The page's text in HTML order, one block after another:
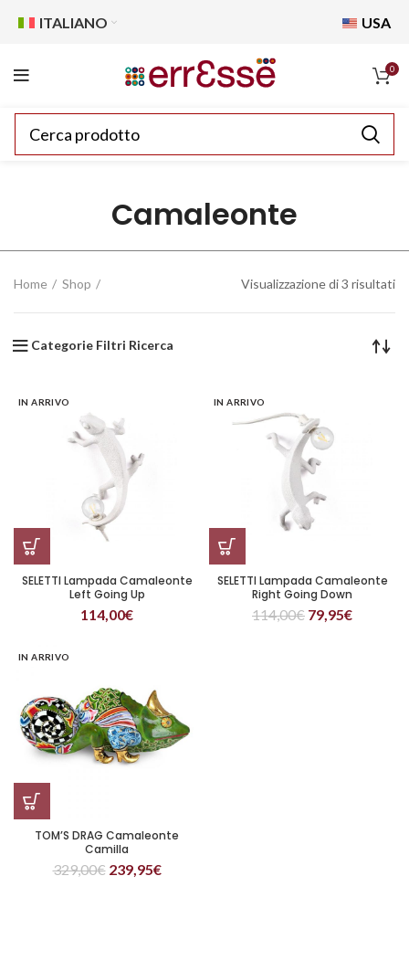
ITALIANO USA
0
Camaleonte
Home Shop Visualizzazione di 3 risultati
Categorie Filtri Ricerca
IN ARRIVO
SELETTI Lampada Camaleonte
Left Going Up
114,00€
IN ARRIVO
SELETTI Lampada Camaleonte
Right Going Down
114,00€ 79,95€
IN ARRIVO
TOM’S DRAG Camaleonte
Camilla
329,00€ 239,95€